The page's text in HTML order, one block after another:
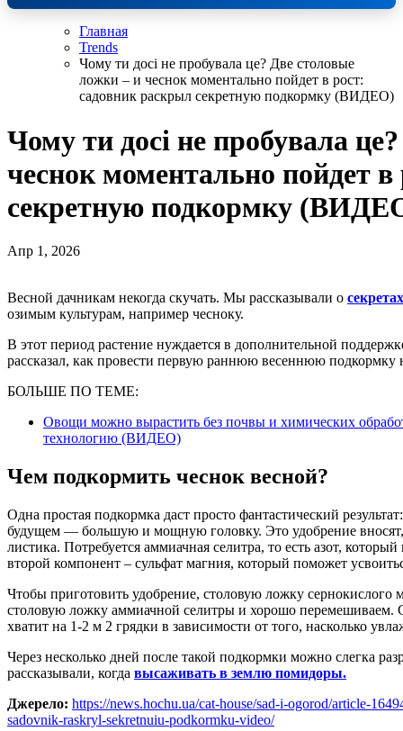
Главная
Trends
Чому ти досі не пробувала це? Две столовые
ложки – и чеснок моментально пойдет в рост:
садовник раскрыл секретную подкормку (ВИДЕО)
Чому ти досі не пробувала
чеснок моментально пойдет
секретную подкормку
Апр 1, 2026
Весной дачникам некогда скучать. Мы рассказывали о
озимым культурам, например чесноку.
В этот период растение нуждается в дополнительной
рассказал, как провести первую раннюю весеннюю подкормку
БОЛЬШЕ ПО ТЕМЕ:
Овощи можно вырастить без почвы и химических
технологию (ВИДЕО)
Чем подкормить чеснок весной?
Одна простая подкормка даст просто фантастический
будущем — большую и мощную головку. Это удобрение вносят,
листика. Потребуется аммиачная селитра, то есть азот,
второй компонент – сульфат магния, который поможет
Чтобы приготовить удобрение, столовую ложку сернокислого
столовую ложку аммиачной селитры и хорошо перемешиваем.
хватит на 1-2 м 2 грядки в зависимости от того, насколько
Через несколько дней после такой подкормки можно слегка
рассказывали, когда высаживать в землю помидоры.
Джерело: https://news.hochu.ua/cat-house/sad-i-ogorod/article-
sadovnik-raskryl-sekretnuiu-podkormku-video/